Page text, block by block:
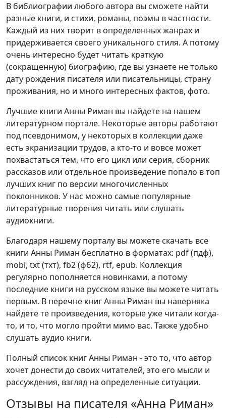
В библиографии любого автора вы сможете найти
разные книги, и стихи, романы, поэмы в частности.
Каждый из них творит в определенных жанрах и
придерживается своего уникального стиля. А потому
очень интересно будет читать краткую
(сокращенную) биографию, где вы узнаете не только
дату рождения писателя или писательницы, страну
проживания, но и много интересных фактов, фото.
Лучшие книги Анны Риман вы найдете на нашем
литературном портале. Некоторые авторы работают
под псевдонимом, у некоторых в коллекции даже
есть экранизации трудов, а кто-то и вовсе может
похвастаться тем, что его цикл или серия, сборник
рассказов или отдельное произведение попало в топ
лучших книг по версии многочисленных
поклонников. У нас можно самые популярные
литературные творения читать или слушать
аудиокниги.
Благодаря нашему порталу вы можете скачать все
книги Анны Риман бесплатно в форматах: pdf (пдф),
mobi, txt (тхт), fb2 (фб2), rtf, epub. Коллекция
регулярно пополняется новинками, а потому
последние книги на русском языке вы можете читать
первым. В перечне книг Анны Риман вы наверняка
найдете те произведения, которые уже читали когда-
то, и то, что могло пройти мимо вас. Также удобно
слушать аудио книги.
Полный список книг Анны Риман - это то, что автор
хочет донести до своих читателей, это его мысли и
рассуждения, взгляд на определенные ситуации.
Отзывы на писателя «Анна Риман»